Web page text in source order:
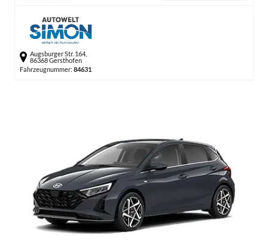
Augsburger Str. 164,
86368 Gersthofen
Fahrzeugnummer: 84631